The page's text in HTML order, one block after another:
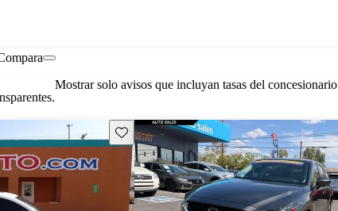
Mostrar solo avisos que incluyan tasas del concesionario
Guarda este Aviso